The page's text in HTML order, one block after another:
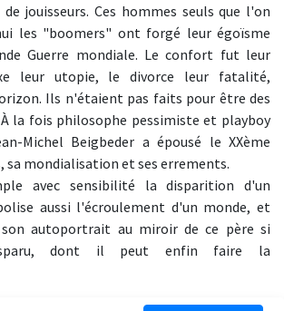
jouisseurs. Ces hommes seuls que l'on
les "boomers" ont forgé leur égoïsme
Guerre mondiale. Le confort fut leur
leur utopie, le divorce leur fatalité,
Ils n'étaient pas faits pour être des
la fois philosophe pessimiste et playboy
Michel Beigbeder a épousé le XXème
sa mondialisation et ses errements.
avec sensibilité la disparition d'un
aussi l'écroulement d'un monde, et
autoportrait au miroir de ce père si
dont il peut enfin faire la